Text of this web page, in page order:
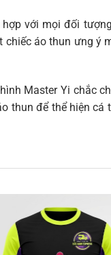
với mọi đối
áo thun ưng ý
Master Yi chắc
thun để thể hiện cá